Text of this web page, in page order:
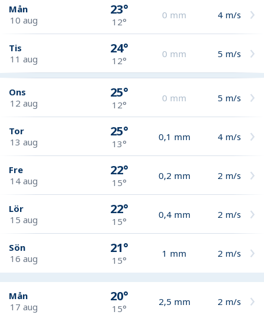
Mån
10 aug
23°
12°
0 mm 4 m/s
Tis
11 aug
24°
12°
0 mm 5 m/s
Ons
12 aug
25°
12°
0 mm 5 m/s
Tor
13 aug
25°
13°
0,1 mm 4 m/s
Fre
14 aug
22°
15°
0,2 mm 2 m/s
Lör
15 aug
22°
15°
0,4 mm 2 m/s
Sön
16 aug
21°
15°
1 mm 2 m/s
Mån
17 aug
20°
15°
2,5 mm 2 m/s